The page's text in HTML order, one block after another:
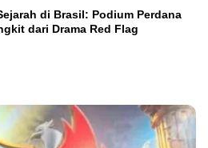
di Brasil: Podium Perdana
dari Drama Red Flag